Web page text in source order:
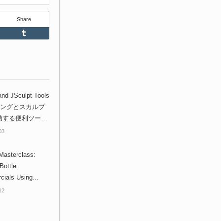
Feedly
Share
JSculpt Tools
グとスカルプ
する便利ツール
2.8向け無料
Using
Rendering For